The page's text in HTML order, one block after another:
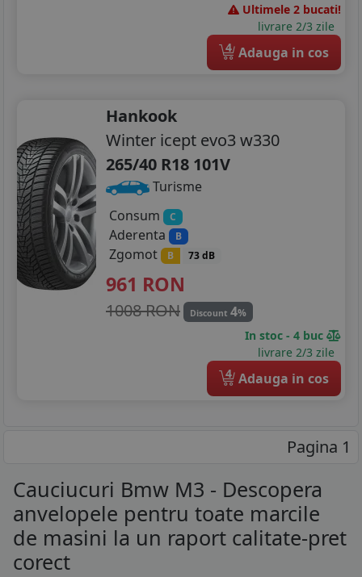
Ultimele 2 bucati!
livrare 2/3 zile
4 Adauga in cos
Hankook
Winter icept evo3 w330
265/40 R18 101V
Turisme
Consum
C
Aderenta B
Zgomot B 73 dB
961 RON
1008 RON Discount 4%
In stoc - 4 buc
livrare 2/3 zile
4 Adauga in cos
Pagina 1
Cauciucuri Bmw M3 - Descopera
anvelopele pentru toate marcile
de masini la un raport calitate-pret
corect